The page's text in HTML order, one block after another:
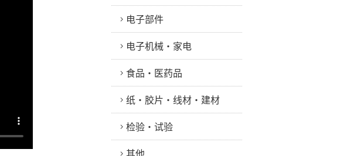
电子部件
电子机械・家电
食品・医药品
纸・胶片・线材・建材
检验・试验